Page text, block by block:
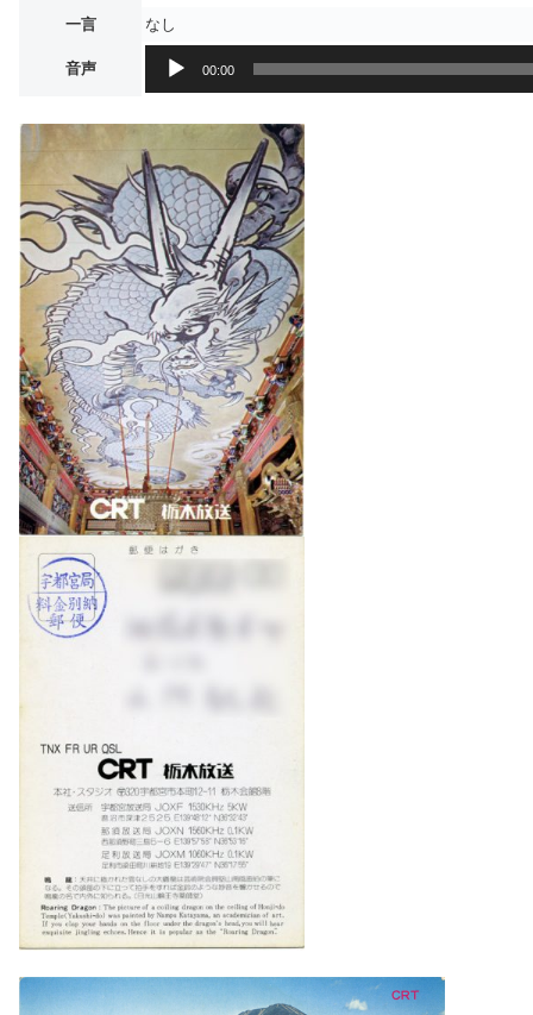
一言 なし
音声
ー
ヤ
ー
00:00